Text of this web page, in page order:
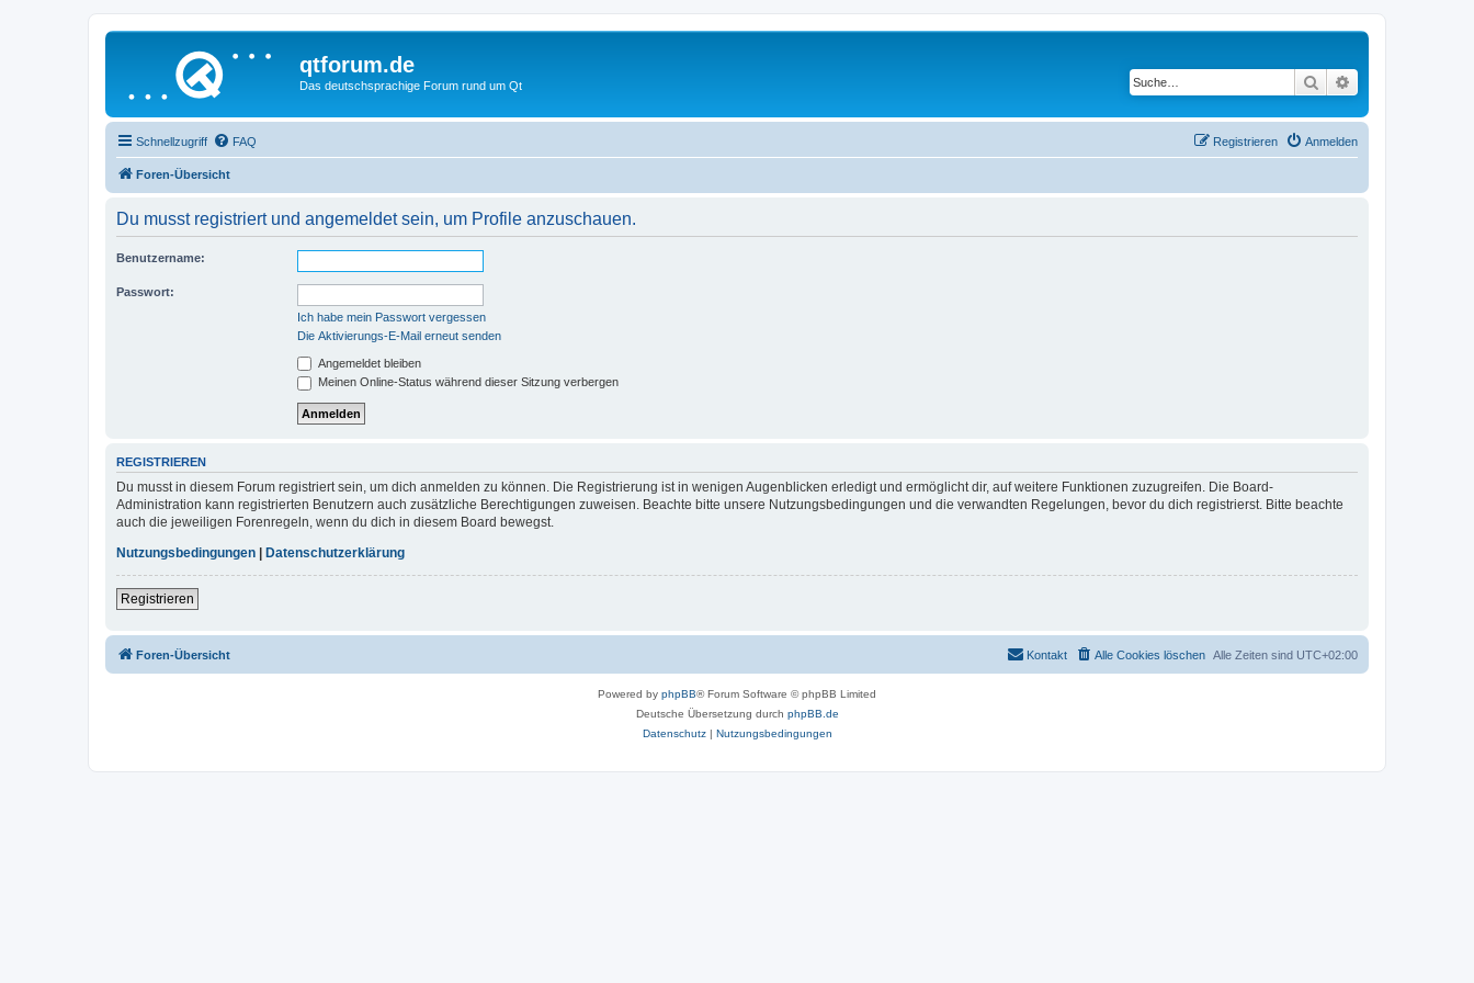
qtforum.de
Das deutschsprachige Forum rund um Qt Suche
Schnellzugriff FAQ Anmelden
Registrieren
Foren-Übersicht
Du musst registriert und angemeldet sein, um Profile anzuschauen.
Benutzername:
Passwort:
Ich habe mein Passwort vergessen
Die Aktivierungs-E-Mail erneut senden
Angemeldet bleiben
Meinen Online-Status während dieser Sitzung verbergen
REGISTRIEREN
Du musst in diesem Forum registriert sein, um dich anmelden zu können. Die Registrierung ist in wenigen Augenblicken erledigt und ermöglicht dir, auf weitere Funktionen zuzugreifen. Die Board-
Administration kann registrierten Benutzern auch zusätzliche Berechtigungen zuweisen. Beachte bitte unsere Nutzungsbedingungen und die verwandten Regelungen, bevor du dich registrierst. Bitte beachte
auch die jeweiligen Forenregeln, wenn du dich in diesem Board bewegst.
Nutzungsbedingungen
Datenschutzerklärung
Registrieren
Foren-Übersicht Alle Zeiten sind UTC+02:00
Alle Cookies löschen
Kontakt
Powered by phpBB® Forum Software © phpBB Limited
Deutsche Übersetzung durch phpBB.de
Datenschutz| Nutzungsbedingungen